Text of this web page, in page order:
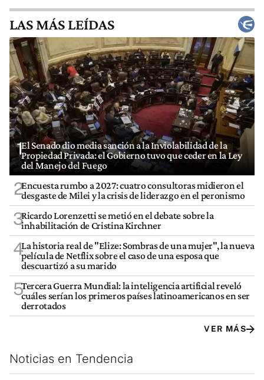
LAS MÁS LEÍDAS
1El Senado dio media sanción a la Inviolabilidad de la
Propiedad Privada: el Gobierno tuvo que ceder en la Ley
del Manejo del Fuego
2Encuesta rumbo a 2027: cuatro consultoras midieron el
desgaste de Milei y la crisis de liderazgo en el peronismo
3Ricardo Lorenzetti se metió en el debate sobre la
inhabilitación de Cristina Kirchner
4La historia real de "Elize: Sombras de una mujer", la nueva
película de Netflix sobre el caso de una esposa que
descuartizó a su marido
5Tercera Guerra Mundial: la inteligencia artificial reveló
cuáles serían los primeros países latinoamericanos en ser
derrotados
VER MÁS
Noticias en Tendencia
Este listado muestra los artículos con más comentarios en los